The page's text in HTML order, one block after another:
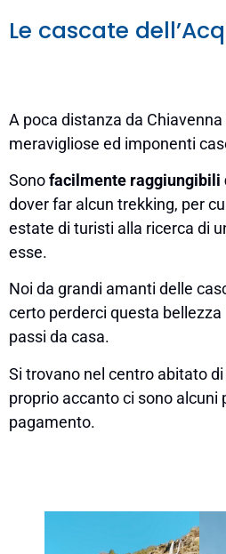
Le cascate
A poca distanza da
meravigliose ed imponenti
Sonofacilmente raggiungibili
dover far alcun trekking, per
estate di turisti alla ricerca di
esse.
Noi da grandi amanti delle
certo perderci questa bellezza
passi da casa.
Si trovano nel centro abitato di
proprio accanto ci sono alcuni
pagamento.